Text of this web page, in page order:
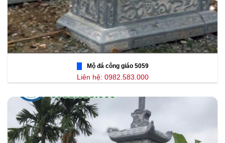
Mộ đá công giáo 5059
Liên hệ: 0982.583.000